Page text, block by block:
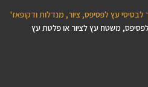
עץ לפסיפס, ציור, מנדלות ודקופאז'
משטח עץ לציור או פלטת עץ